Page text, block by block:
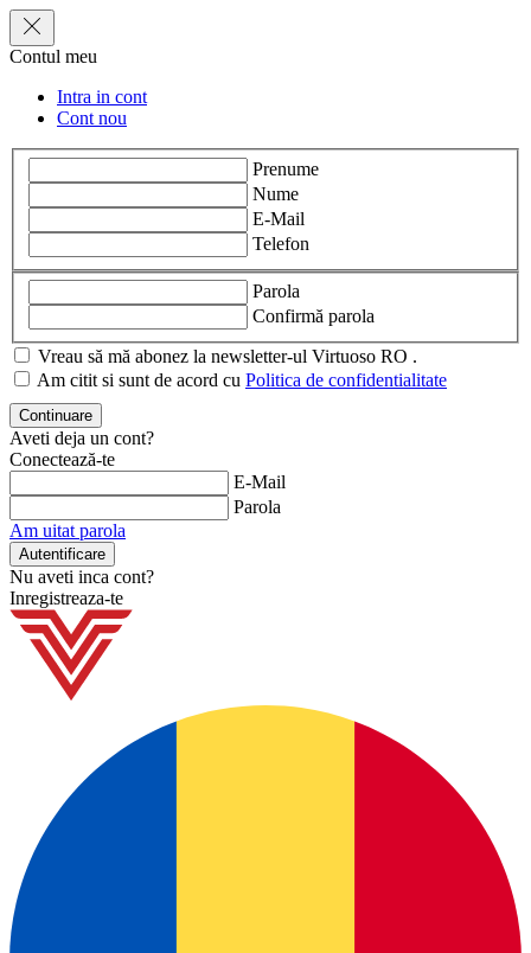
Contul meu
Intra in cont
Cont nou
Prenume
Nume
E-Mail
Telefon
Parola
Confirmă parola
Vreau să mă abonez la newsletter-ul Virtuoso RO .
Am citit si sunt de acord cu Politica de confidentialitate
Aveti deja un cont?
Conectează-te
E-Mail
Parola
Am uitat parola
Nu aveti inca cont?
Inregistreaza-te